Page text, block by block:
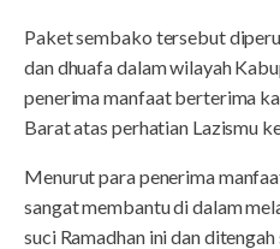
Paket sembako tersebut
dan dhuafa dalam wilayah
penerima manfaat berterima
Barat atas perhatian Lazismu
Menurut para penerima
sangat membantu di dalam
suci Ramadhan ini dan